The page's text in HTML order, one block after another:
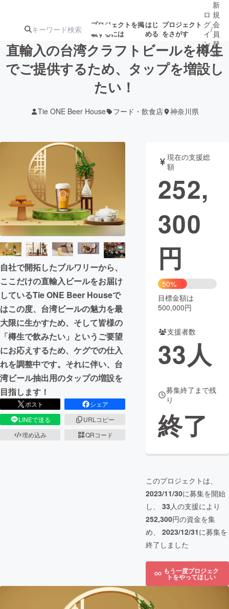
プロジェクトを掲
載するには
はじ
める
プロジェクト
をさがす
注目の新着プロ 募集終了が近いプ
テクノロジー・ガジェット
映像・映画 書籍・雑誌
ビジネス・起業 チャレンジ
まちづくり・地域活性化
CAMPFIRE for Social Good
CAMPFIRE Creation
CAMPFIREふるさと納税machi-ya コミュニティ
ロ
グ
イ
ン
/
新
規
会
員
登
録
直輸入の台湾クラフトビールを樽生
でご提供するため、タップを増設し
たい！
Tie ONE Beer House フード・飲食店 神奈川県
自社で開拓したブルワリーから、
ここだけの直輸入ビールをお届け
しているTie ONE Beer Houseで
はこの度、台湾ビールの魅力を最
大限に生かすため、そして皆様の
「樽生で飲みたい」というご要望
にお応えするため、ケグでの仕入
れを調整中です。それに伴い、台
湾ビール抽出用のタップの増設を
目指します！
ポスト
シェア
LINEで送る
URLコピー
埋め込み
QRコード
現在の支援総
額
252,
300
円
50%
目標金額は
500,000円
支援者数
33人
募集終了まで残
り
終了
このプロジェクトは、
2023/11/30に募集を開始
し、 33人の支援により
252,300円の資金を集
め、 2023/12/31に募集を
終了しました
もう一度プロジェク
トをやってほしい